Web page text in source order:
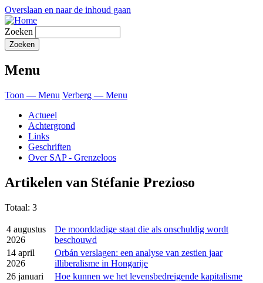
Overslaan en naar de inhoud gaan
Zoeken
Menu
Toon — Menu Verberg — Menu
Actueel
Achtergrond
Links
Geschriften
Over SAP - Grenzeloos
Artikelen van Stéfanie Prezioso
Totaal: 3
4 augustus
2026
De moorddadige staat die als onschuldig wordt
beschouwd
14 april
2026
Orbán verslagen: een analyse van zestien jaar
illiberalisme in Hongarije
26 januari
Hoe kunnen we het levensbedreigende kapitalisme